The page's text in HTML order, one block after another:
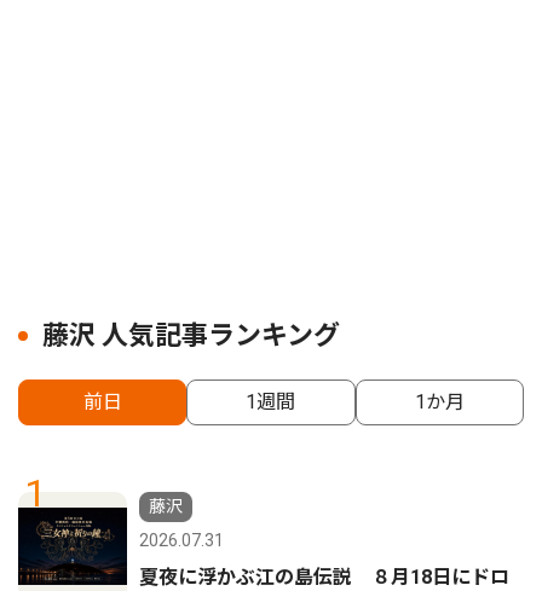
藤沢 人気記事ランキング
前日 1週間 1か月
1
藤沢
2026.07.31
夏夜に浮かぶ江の島伝説 ８月18日にドロ